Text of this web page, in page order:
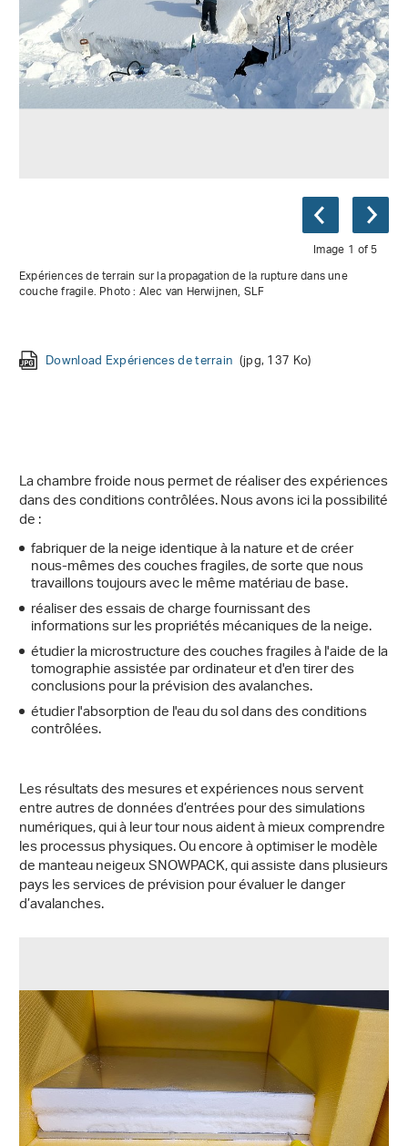
Image 1 of 5
Expériences de terrain sur la propagation de la rupture dans une
couche fragile. Photo : Alec van Herwijnen, SLF
Download Expériences de terrain (jpg, 137 Ko)
Download Dorfberg, Davos(jpg, 743 Ko)
Download neige glissante(jpg, 4 Mo)
Download Capteurs de sol(jpg, 5 Mo)
La chambre froide nous permet de réaliser des expériences
dans des conditions contrôlées. Nous avons ici la possibilité
de :
fabriquer de la neige identique à la nature et de créer
nous-mêmes des couches fragiles, de sorte que nous
travaillons toujours avec le même matériau de base.
réaliser des essais de charge fournissant des
informations sur les propriétés mécaniques de la neige.
étudier la microstructure des couches fragiles à l'aide de la
tomographie assistée par ordinateur et d'en tirer des
conclusions pour la prévision des avalanches.
étudier l'absorption de l'eau du sol dans des conditions
contrôlées.
Les résultats des mesures et expériences nous servent
entre autres de données d’entrées pour des simulations
numériques, qui à leur tour nous aident à mieux comprendre
les processus physiques. Ou encore à optimiser le modèle
de manteau neigeux SNOWPACK, qui assiste dans plusieurs
pays les services de prévision pour évaluer le danger
d’avalanches.